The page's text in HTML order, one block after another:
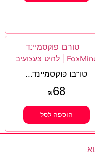
טורבו פוקסמיינד...
₪68
הוספה לסל